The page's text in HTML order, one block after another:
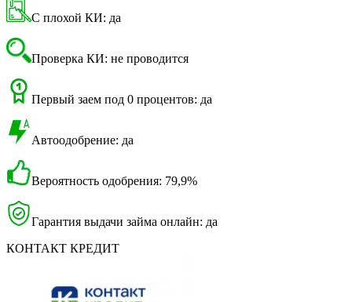
С плохой КИ: да
Проверка КИ: не проводится
Первый заем под 0 процентов: да
Автоодобрение: да
Вероятность одобрения: 79,9%
Гарантия выдачи займа онлайн: да
КОНТАКТ КРЕДИТ